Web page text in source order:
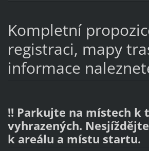
Kompletní
registraci, mapy
informace
!! Parkujte na místech k
vyhrazených.
k areálu a místu startu.